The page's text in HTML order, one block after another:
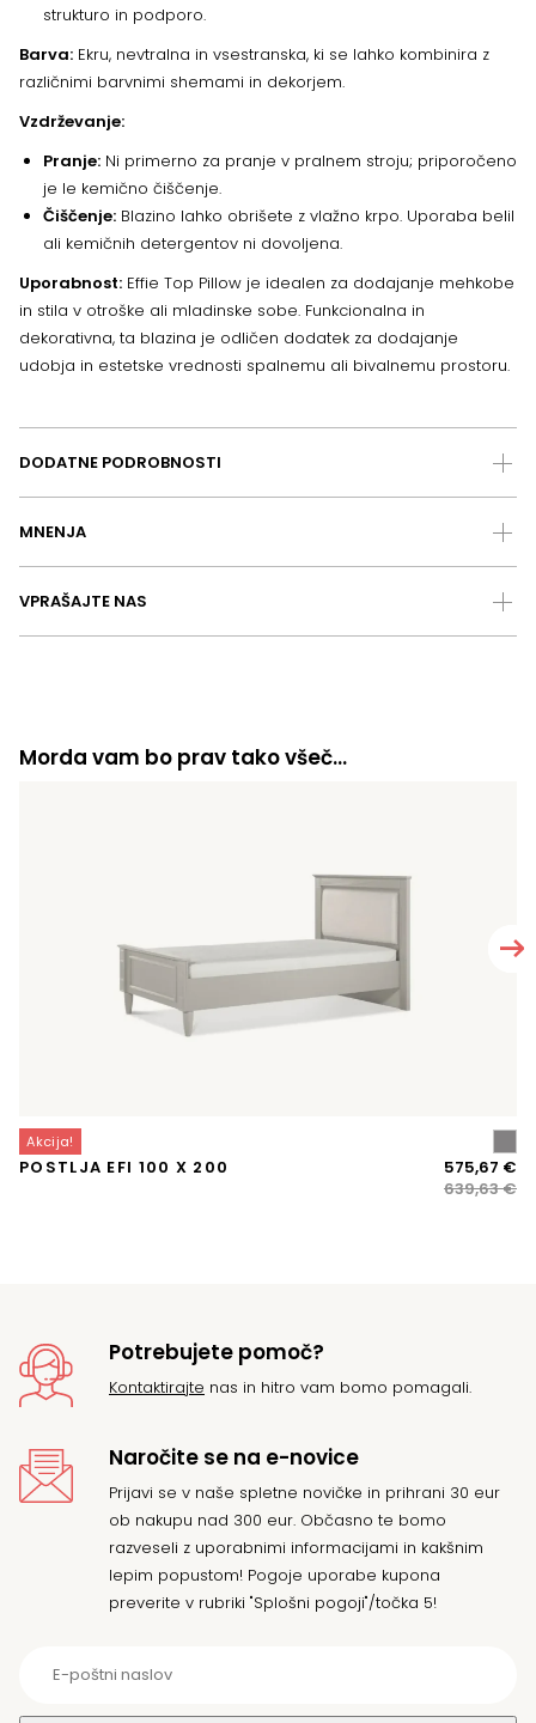
strukturo in podporo.
Barva: Ekru, nevtralna in vsestranska, ki se lahko kombinira z
različnimi barvnimi shemami in dekorjem.
Vzdrževanje:
Pranje: Ni primerno za pranje v pralnem stroju; priporočeno
je le kemično čiščenje.
Čiščenje: Blazino lahko obrišete z vlažno krpo. Uporaba belil
ali kemičnih detergentov ni dovoljena.
Uporabnost: Effie Top Pillow je idealen za dodajanje mehkobe
in stila v otroške ali mladinske sobe. Funkcionalna in
dekorativna, ta blazina je odličen dodatek za dodajanje
udobja in estetske vrednosti spalnemu ali bivalnemu prostoru.
DODATNE PODROBNOSTI
MNENJA
VPRAŠAJTE NAS
Morda vam bo prav tako všeč…
Akcija!
POSTLJA EFI 100 X 200
639,63€
575,67 €
Potrebujete pomoč?
Kontaktirajte nas in hitro vam bomo pomagali.
Naročite se na e-novice
Prijavi se v naše spletne novičke in prihrani 30 eur
ob nakupu nad 300 eur. Občasno te bomo
razveseli z uporabnimi informacijami in kakšnim
lepim popustom! Pogoje uporabe kupona
preverite v rubriki "Splošni pogoji"/točka 5!